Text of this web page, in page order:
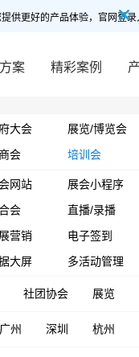
供更好的产品体验，官网登
案 精彩案例
大会
展览/博览会
会 培训会
网站
展会小程序
会
直播/录播
营销
电子签到
大屏 多活动管理
社团协会 展览
广州 深圳 杭州